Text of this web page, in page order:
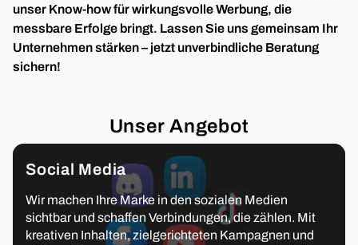
unser Know-how für wirkungsvolle Werbung, die
messbare Erfolge bringt. Lassen Sie uns gemeinsam Ihr
Unternehmen stärken – jetzt unverbindliche Beratung
sichern!
Unser Angebot
Social Media
Wir machen Ihre Marke in den sozialen Medien
sichtbar und schaffen Verbindungen, die zählen. Mit
kreativen Inhalten, zielgerichteten Kampagnen und